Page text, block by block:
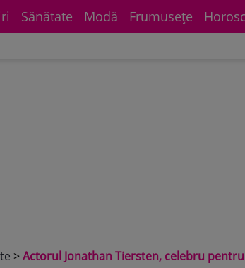
Sănătate Modă Frumuseţe
>Actorul Jonathan Tiersten, celebru